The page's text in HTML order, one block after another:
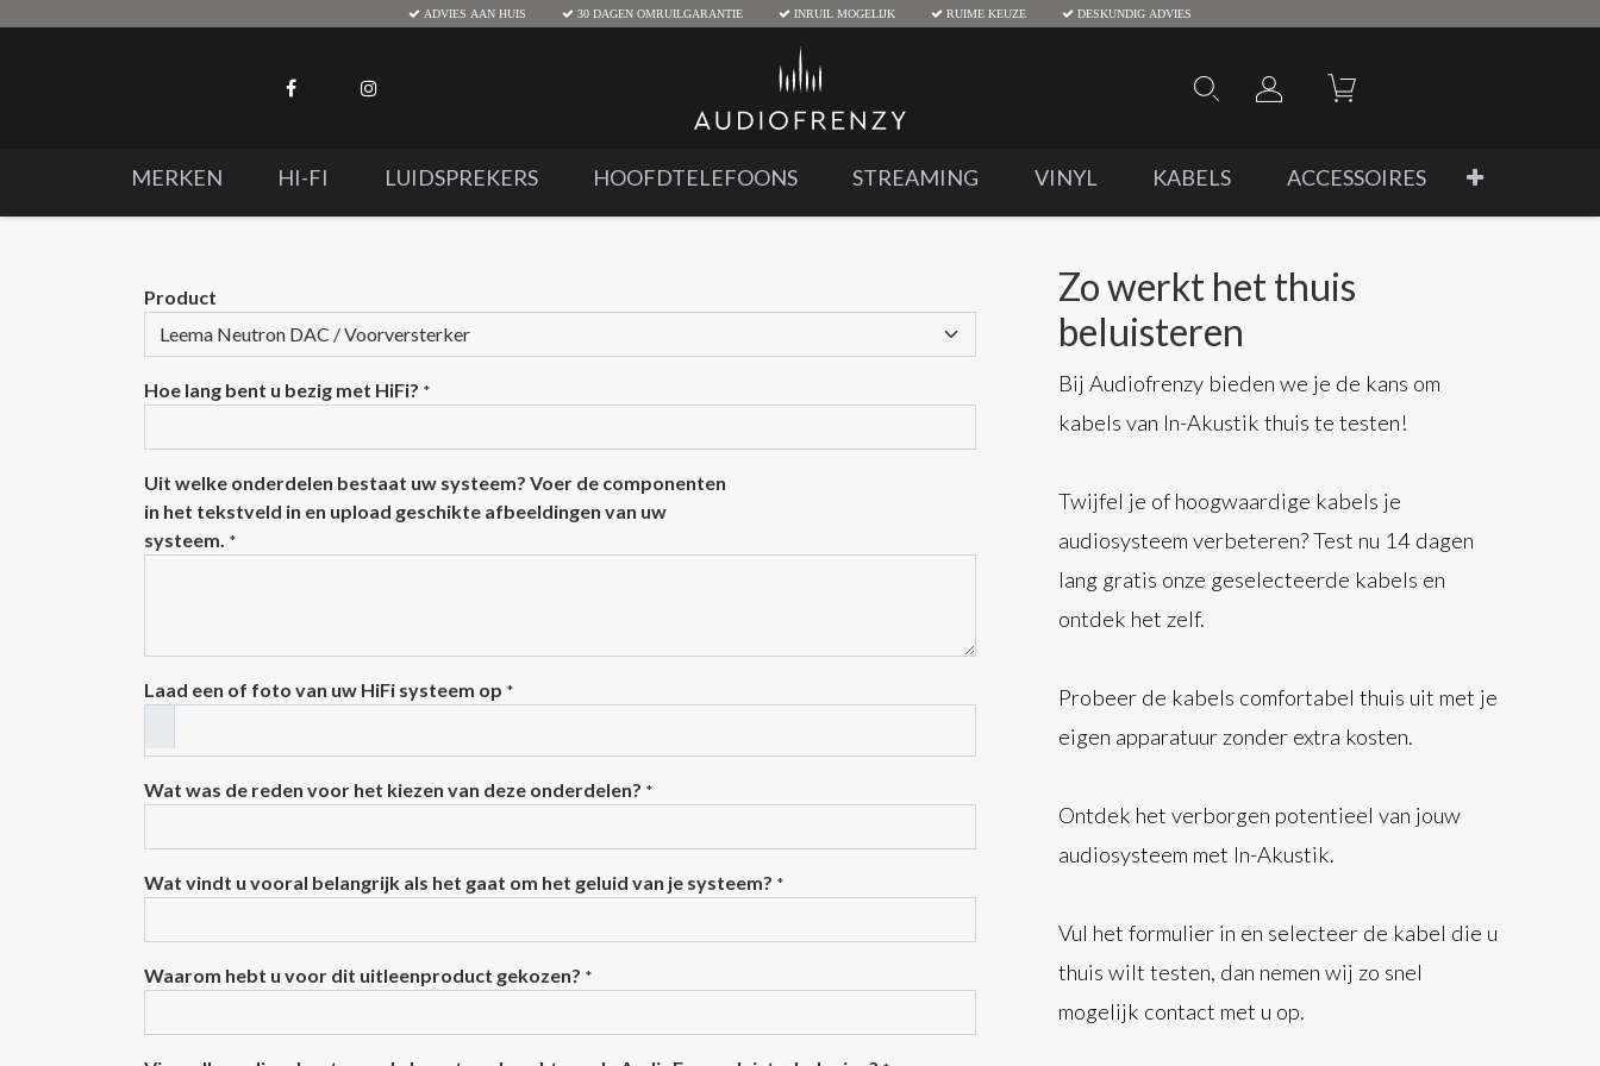
ADVIES AAN HUIS 30 DAGEN OMRUILGARANTIE INRUIL MOGELIJK RUIME KEUZE DESKUNDIG ADVIES
MERKEN HI-FI LUIDSPREKERS HOOFDTELEFOONS STREAMING VINYL KABELS ACCESSOIRES
Product
Hoe lang bent u bezig met HiFi? *
Uit welke onderdelen bestaat uw systeem? Voer de componenten
in het tekstveld in en upload geschikte afbeeldingen van uw
systeem. *
Laad een of foto van uw HiFi systeem op *
Wat was de reden voor het kiezen van deze onderdelen? *
Wat vindt u vooral belangrijk als het gaat om het geluid van je systeem? *
Waarom hebt u voor dit uitleenproduct gekozen? *
Zo werkt het thuis
beluisteren
Bij Audiofrenzy bieden we je de kans om
kabels van In-Akustik thuis te testen!
Twijfel je of hoogwaardige kabels je
audiosysteem verbeteren? Test nu 14 dagen
lang gratis onze geselecteerde kabels en
ontdek het zelf.
Probeer de kabels comfortabel thuis uit met je
eigen apparatuur zonder extra kosten.
Ontdek het verborgen potentieel van jouw
audiosysteem met In-Akustik.
Vul het formulier in en selecteer de kabel die u
thuis wilt testen, dan nemen wij zo snel
mogelijk contact met u op.